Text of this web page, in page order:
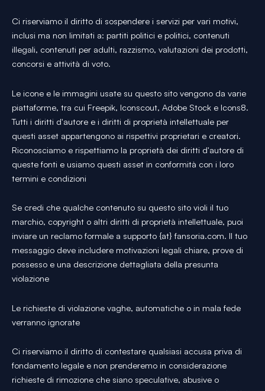
Ci riserviamo il diritto di sospendere i servizi per vari motivi,
inclusi ma non limitati a: partiti politici e politici, contenuti
illegali, contenuti per adulti, razzismo, valutazioni dei prodotti,
concorsi e attività di voto.
Le icone e le immagini usate su questo sito vengono da varie
piattaforme, tra cui Freepik, Iconscout, Adobe Stock e Icons8.
Tutti i diritti d'autore e i diritti di proprietà intellettuale per
questi asset appartengono ai rispettivi proprietari e creatori.
Riconosciamo e rispettiamo la proprietà dei diritti d'autore di
queste fonti e usiamo questi asset in conformità con i loro
termini e condizioni
Se credi che qualche contenuto su questo sito violi il tuo
marchio, copyright o altri diritti di proprietà intellettuale, puoi
inviare un reclamo formale a supporto {at} fansoria.com. Il tuo
messaggio deve includere motivazioni legali chiare, prove di
possesso e una descrizione dettagliata della presunta
violazione
Le richieste di violazione vaghe, automatiche o in mala fede
verranno ignorate
Ci riserviamo il diritto di contestare qualsiasi accusa priva di
fondamento legale e non prenderemo in considerazione
richieste di rimozione che siano speculative, abusive o